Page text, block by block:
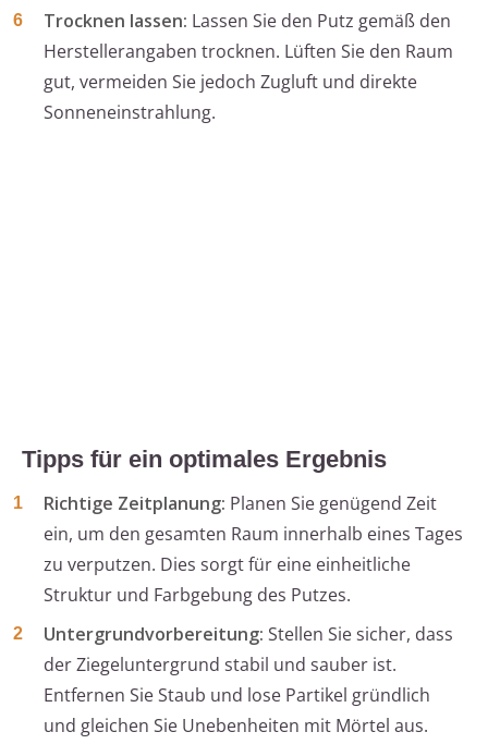
Trocknen lassen: Lassen Sie den Putz gemäß den
Herstellerangaben trocknen. Lüften Sie den Raum
gut, vermeiden Sie jedoch Zugluft und direkte
Sonneneinstrahlung.
Tipps für ein optimales Ergebnis
Richtige Zeitplanung: Planen Sie genügend Zeit
ein, um den gesamten Raum innerhalb eines Tages
zu verputzen. Dies sorgt für eine einheitliche
Struktur und Farbgebung des Putzes.
Untergrundvorbereitung: Stellen Sie sicher, dass
der Ziegeluntergrund stabil und sauber ist.
Entfernen Sie Staub und lose Partikel gründlich
und gleichen Sie Unebenheiten mit Mörtel aus.